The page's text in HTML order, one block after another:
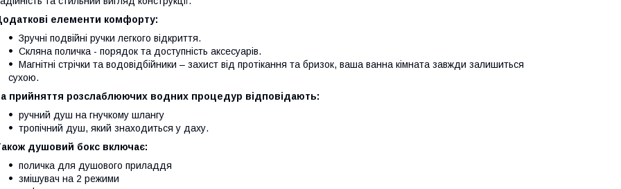
елементи комфорту:
Зручні подвійні ручки легкого відкриття.
Скляна поличка - порядок та доступність аксесуарів.
Магнітні стрічки та водовідбійники – захист від протікання та бризок, ваша ванна кімната завжди залишиться
сухою.
прийняття розслаблюючих водних процедур відповідають:
ручний душ на гнучкому шлангу
тропічний душ, який знаходиться у даху.
душовий бокс включає:
поличка для душового приладдя
змішувач на 2 режими